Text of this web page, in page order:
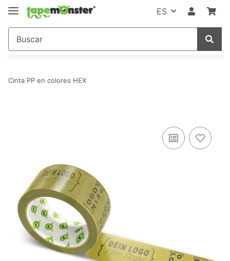
ES
Cinta PP en colores HEX